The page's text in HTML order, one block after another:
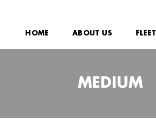
HOME ABOUT US FLEET
MEDIUM